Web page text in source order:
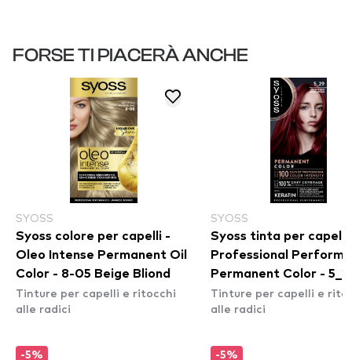
FORSE TI PIACERÀ ANCHE
SYOSS
Syoss colore per capelli -
Oleo Intense Permanent Oil
Color - 8-05 Beige Bliond
Tinture per capelli e ritocchi
alle radici
-5%
SYOSS
Syoss tinta per capelli
Professional
Permanent Color -
Intense Red
Tinture per capelli e
alle radici
-5%